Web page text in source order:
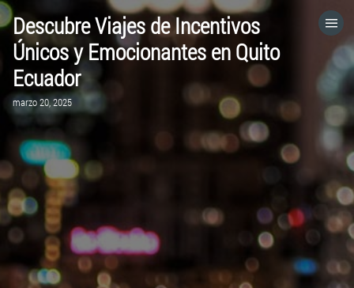
Descubre Viajes de Incentivos
Únicos y Emocionantes en Quito
Ecuador
marzo 20, 2025
HOME
VISITA EL SITIO WEB